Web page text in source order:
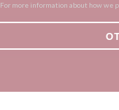
. For more information about how we